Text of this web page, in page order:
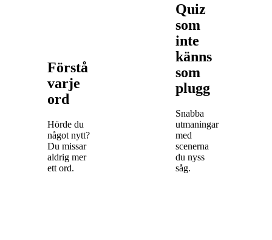
Förstå
varje
ord
Hörde du
något nytt?
Du missar
aldrig mer
ett ord.
Quiz
som
inte
känns
som
plugg
Snabba
utmaningar
med
scenerna
du nyss
såg.